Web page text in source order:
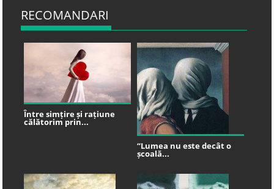
RECOMANDARI
Între simțire și rațiune
călătorim prin...
“Lumea nu este decât o
școală...